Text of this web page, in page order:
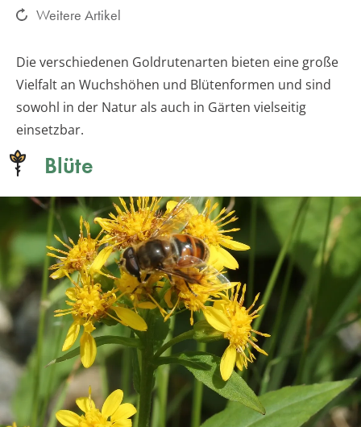
Weitere Artikel
Die verschiedenen Goldrutenarten bieten eine große
Vielfalt an Wuchshöhen und Blütenformen und sind
sowohl in der Natur als auch in Gärten vielseitig
einsetzbar.
Blüte